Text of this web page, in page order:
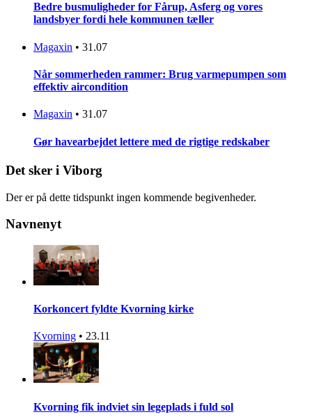
Bedre busmuligheder for Fårup, Asferg og vores
landsbyer fordi hele kommunen tæller
Magaxin • 31.07
Når sommerheden rammer: Brug varmepumpen som
effektiv aircondition
Magaxin • 31.07
Gør havearbejdet lettere med de rigtige redskaber
Det sker i Viborg
Der er på dette tidspunkt ingen kommende begivenheder.
Navnenyt
Korkoncert fyldte Kvorning kirke
Kvorning • 23.11
Kvorning fik indviet sin legeplads i fuld sol